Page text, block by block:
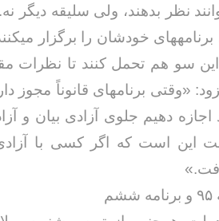
نظر بدهند، ولی سلیقه دیگر
برنامههای خودشان را برگزار
این سو هم تحمل کنند تا
«وقتی برنامهای قانوناً
اجازه دهیم جلوی آزادی بیان و
این است که اگر کسی با آزادی
خداحافظ
و صمیمیت به
دفاع مقدس /
حسن دشتی